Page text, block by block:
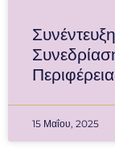
15 Μαΐου, 2025